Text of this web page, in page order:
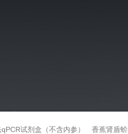
试剂盒（不含内参） 香蕉肾盾